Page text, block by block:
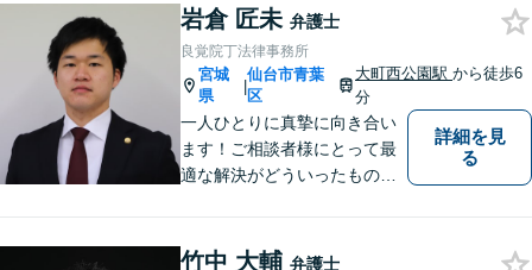
産分割のほか、交通事故・離
婚・借金などあらゆる法律問
題に全力を尽くします。お困
りの方はまずはご相談くださ
い。
岩倉 匠未 弁護士
良覚院丁法律事務所
宮城
県
|
仙台市青葉
区
大町西公園駅から徒歩6
分
一人ひとりに真摯に向き合い
ます！ご相談者様にとって最
適な解決がどういったものな
解決に臨む 】【労働問題／交
詳細を見
る
竹中 大輔 弁護士